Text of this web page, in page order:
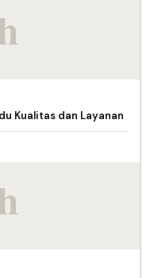
Kualitas dan Layanan